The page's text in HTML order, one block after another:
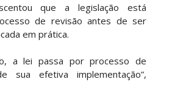
que a legislação está
de revisão antes de ser
em prática.
a lei passa por processo de
sua efetiva implementação”,